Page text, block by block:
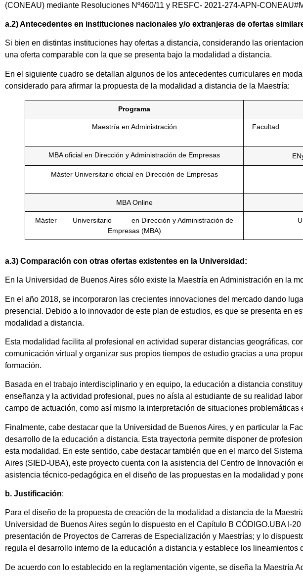
(CONEAU) mediante Resoluciones Nº460/11 y RESFC- 2021-274-APN-
a.2) Antecedentes en instituciones nacionales y/o extranjeras de ofertas
Si bien en distintas instituciones hay ofertas a distancia, considerando las
una oferta comparable con la que se presenta bajo la modalidad a distancia.
En el siguiente cuadro se detallan algunos de los antecedentes curriculares en
considerado para afirmar la propuesta de la modalidad a distancia de la Maestría:
Programa
Maestría en Administración
Facultad de
MBA oficial en Dirección y Administración de Empresas
Máster Universitario oficial en Dirección de Empresas
MBA Online
Máster Universitario en Dirección y Administración de
Empresas (MBA)
a.3) Comparación con otras ofertas existentes en la Universidad:
En la Universidad de Buenos Aires sólo existe la Maestría en Administración en la
En el año 2018, se incorporaron las crecientes innovaciones del mercado dando
presencial. Debido a lo innovador de este plan de estudios, es que se presenta en
modalidad a distancia.
Esta modalidad facilita al profesional en actividad superar distancias geográficas,
comunicación virtual y organizar sus propios tiempos de estudio gracias a una
formación.
Basada en el trabajo interdisciplinario y en equipo, la educación a distancia
enseñanza y la actividad profesional, pues no aísla al estudiante de su realidad
campo de actuación, como así mismo la interpretación de situaciones problemáticas
Finalmente, cabe destacar que la Universidad de Buenos Aires, y en particular la
desarrollo de la educación a distancia. Esta trayectoria permite disponer de
esta modalidad. En este sentido, cabe destacar también que en el marco del
Aires (SIED-UBA), este proyecto cuenta con la asistencia del Centro de
asistencia técnico-pedagógica en el diseño de las propuestas en la modalidad y
b. Justificación:
Para el diseño de la propuesta de creación de la modalidad a distancia de la
Universidad de Buenos Aires según lo dispuesto en el Capítulo B CÓDIGO.UBA I-
presentación de Proyectos de Carreras de Especialización y Maestrías; y lo
regula el desarrollo interno de la educación a distancia y establece los
De acuerdo con lo establecido en la reglamentación vigente, se diseña la Maestría